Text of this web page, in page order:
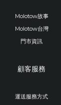
Molotow故事
Molotow台灣
門市資訊
顧客服務
運送服務方式